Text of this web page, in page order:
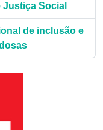
Social
de inclusão e